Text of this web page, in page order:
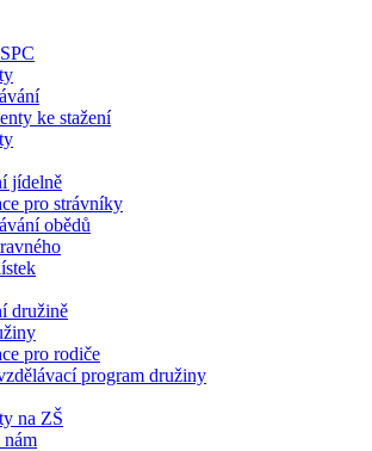
ke stažení
jídelně
pro strávníky
obědů
družině
pro rodiče
program družiny
na ZŠ
nám